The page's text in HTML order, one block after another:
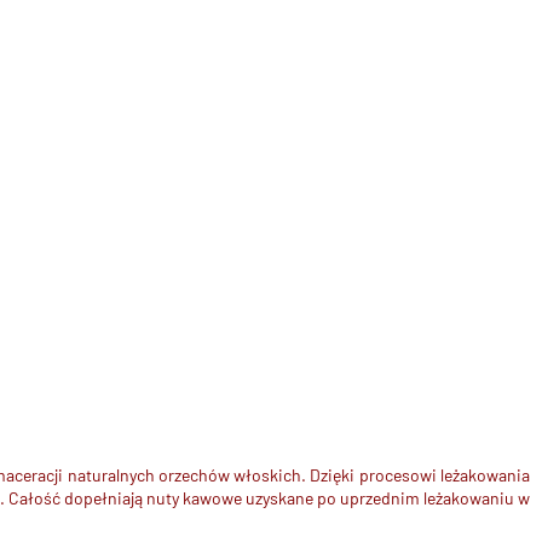
naturalnych orzechów włoskich. Dzięki procesowi leżakowania
dopełniają nuty kawowe uzyskane po uprzednim leżakowaniu w